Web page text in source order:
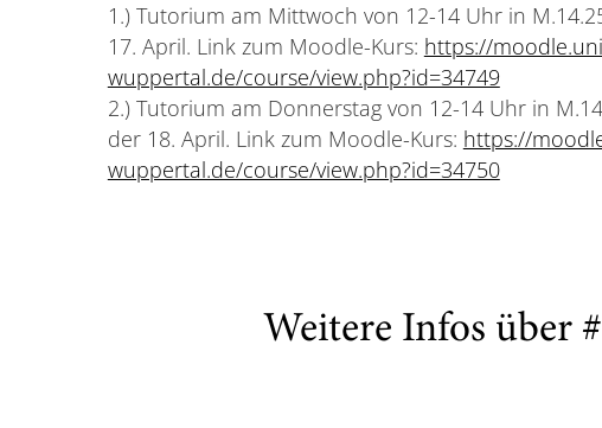
1.) Tutorium am Mittwoch von 12-14 Uhr in
17. April. Link zum Moodle-Kurs: https://
wuppertal.de/course/view.php?id=34749
2.) Tutorium am Donnerstag von 12-14 Uhr in
der 18. April. Link zum Moodle-Kurs: https://
wuppertal.de/course/view.php?id=34750
Weitere Infos über